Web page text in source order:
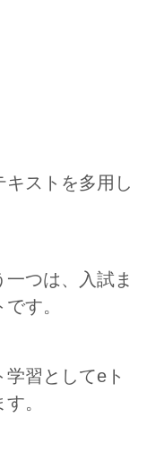
ストを多用し
つは、入試ま
す。
習としてeト
。